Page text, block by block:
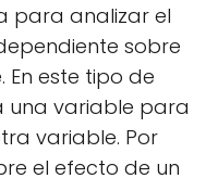
para analizar el
sobre
este tipo de
una variable para
variable. Por
el efecto de un